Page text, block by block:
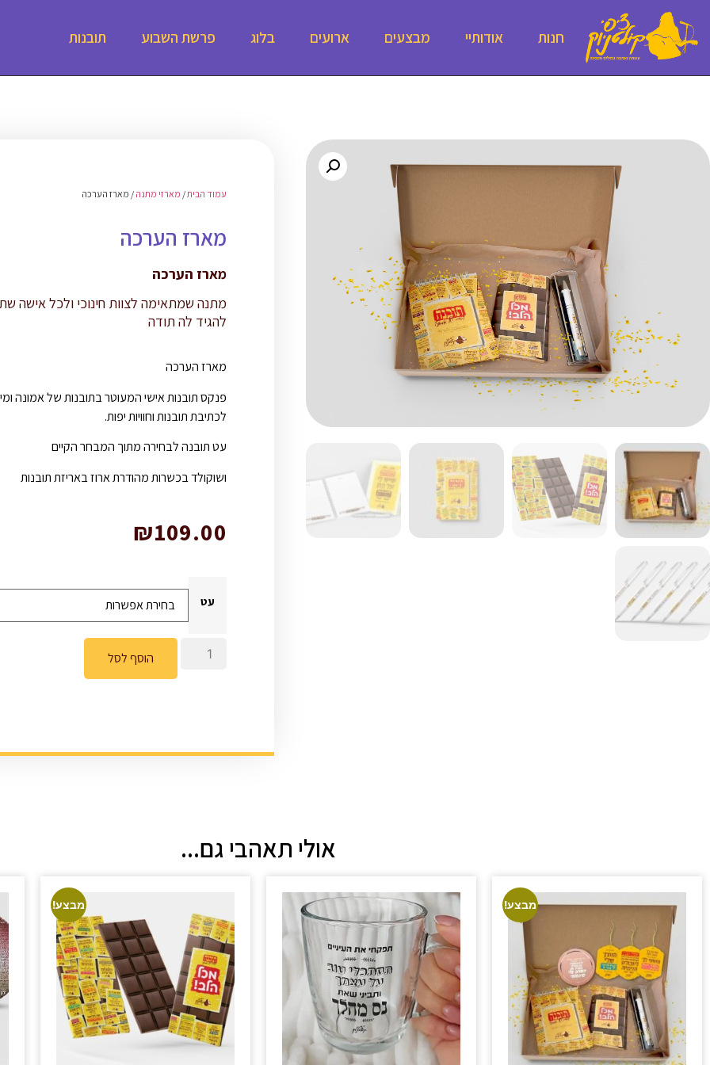
חנות אודותיי מבצעים ארועים בלוג פרשת השבוע תובנות
עמוד הבית / מארזי מתנה / מארז הערכה
מארז הערכה
מארז הערכה
מתנה שמתאימה לצוות חינוכי ולכל אישה
להגיד לה תודה
מארז הערכה
פנקס תובנות אישי המעוטר בתובנות של אמונה
לכתיבת תובנות וחוויות יפות.
עט תובנה לבחירה מתוך המבחר הקיים
ושוקולד בכשרות מהודרת ארוז באריזת תובנות
₪109.00
עט
הוסף לסל
אולי תאהבי גם...
מבצע! מבצע!